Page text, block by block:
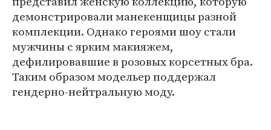
демонстрировали манекенщицы разной
комплекции. Однако героями шоу стали
мужчины с ярким макияжем,
дефилировавшие в розовых корсетных бра.
Таким образом модельер поддержал
гендерно-нейтральную моду.